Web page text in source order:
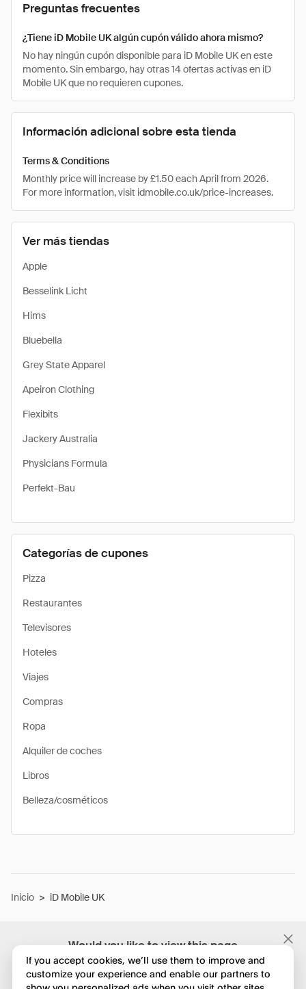
Would you like to view this page
in English?
Ver más tiendas
Apple
Besselink Licht
Hims
Bluebella
Grey State Apparel
Apeiron Clothing
Flexibits
Jackery Australia
Physicians Formula
Perfekt-Bau
Categorías de cupones
Pizza
Restaurantes
Televisores
Hoteles
Viajes
Compras
Ropa
Alquiler de coches
Libros
Belleza/cosméticos
Preguntas frecuentes
¿Tiene iD Mobile UK algún cupón válido ahora mismo?
No hay ningún cupón disponible para iD Mobile UK en este
momento. Sin embargo, hay otras 14 ofertas activas en iD
Mobile UK que no requieren cupones.
Información adicional sobre esta tienda
Terms & Conditions
Monthly price will increase by £1.50 each April from 2026.
For more information, visit idmobile.co.uk/price-increases.
Inicio > iD Mobile UK
If you accept cookies, we’ll use them to improve and
customize your experience and enable our partners to